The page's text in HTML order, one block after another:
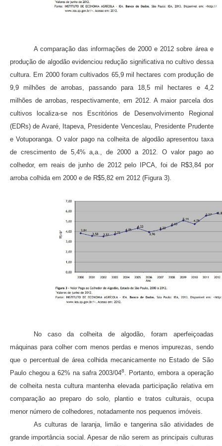
A comparação das informações de 2000 e 2012 sobre área e
produção de algodão evidenciou redução significativa no cultivo dessa
cultura. Em 2000 foram cultivados 65,9 mil hectares com produção de
9,9 milhões de arrobas, passando para 18,5 mil hectares e 4,2
milhões de arrobas, respectivamente, em 2012. A maior parcela dos
cultivos locali­za-se nos Escritórios de Desenvolvimento Regional
(EDRs) de Avaré, Itapeva, Presidente Venceslau, Presidente Prudente
e Votuporanga. O valor pago na colheita de algodão apre­sentou taxa
de crescimento de 5,4% a,a., de 2000 a 2012. O valor pago ao
colhedor, em reais de junho de 2012 pelo IPCA, foi de R$3,84 por
arroba colhida em 2000 e de R$5,82 em 2012 (Figura 3).
No caso da colheita de algodão, foram aperfeiçoadas
máquinas para colher com menos perdas e menos impurezas, sendo
que o percentual de área colhida mecanica­mente no Estado de São
Paulo chegou a 62% na safra 2003/048
. Portanto, embora a ope­ração
de colheita nesta cultura mantenha elevada participação relativa em
comparação ao preparo do solo, plantio e tratos culturais, ocupa
menor número de colhedores, nota­damente nos pequenos imóveis.
As culturas de laranja, limão e tangerina são atividades de
grande importância social. Apesar de não serem as principais culturas